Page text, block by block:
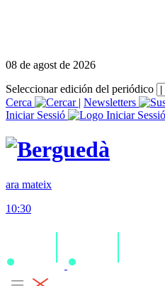
08 de agost de 2026
Seleccionar edición del periódico
Cerca
| Newsletters
Iniciar Sessió
ara mateix
10:30